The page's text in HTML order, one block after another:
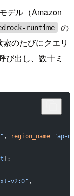
デル（Amazon
runtime
の
のたびにクエリ
び出し、数十ミ
, region_name="ap-
]:
v2:0" ,